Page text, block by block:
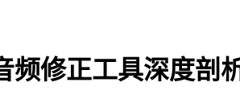
频修正工具深度剖